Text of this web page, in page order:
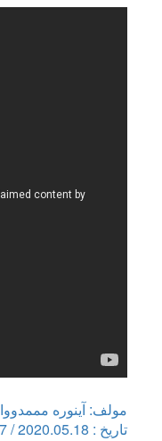
مولف: آینوره مممدووا
تاریخ : 2020.05.18 / 19:47